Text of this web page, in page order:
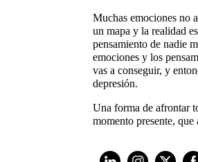
Muchas emociones no
un mapa y la realidad
pensamiento de nadie
emociones y los
vas a conseguir, y
depresión.
Una forma de afrontar
momento presente,